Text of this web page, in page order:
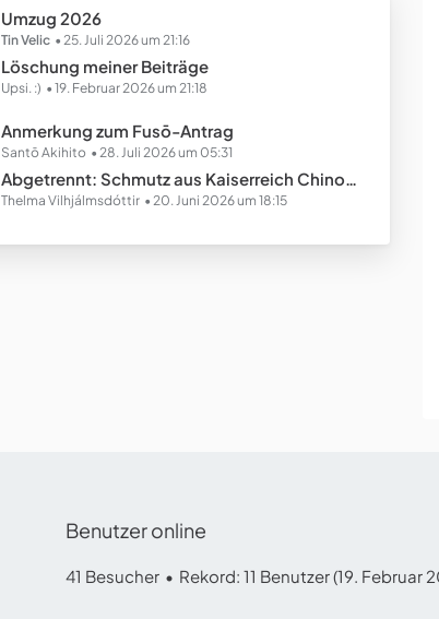
Umzug 2026
Tin Velic 25. Juli 2026 um 21:16
Löschung meiner Beiträge
Upsi. :) 19. Februar 2026 um 21:18
Anmerkung zum Fusō-Antrag
Santō Akihito 28. Juli 2026 um 05:31
Abgetrennt: Schmutz aus Kaiserreich Chinopien (Ausgestaltungsstaat)
Thelma Vilhjálmsdóttir 20. Juni 2026 um 18:15
Benutzer online
41 Besucher Rekord: 11 Benutzer (19. Februar